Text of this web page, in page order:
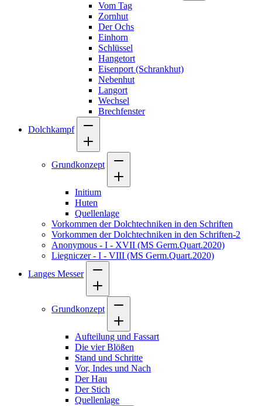
Vom Tag
Zornhut
Der Ochs
Einhorn
Schlüssel
Hangetort
Eisenport (Schrankhut)
Nebenhut
Langort
Wechsel
Brechfenster
Dolchkampf
Grundkonzept
Initium
Huten
Quellenlage
Vorkommen der Dolchtechniken in den Schriften
Vorkommen der Dolchtechniken in den Schriften-2
Anonymous - I - XVII (MS Germ.Quart.2020)
Liegniczer - I - VIII (MS Germ.Quart.2020)
Langes Messer
Grundkonzept
Aufteilung und Fassart
Die vier Blößen
Stand und Schritte
Vor, Indes und Nach
Der Hau
Der Stich
Quellenlage